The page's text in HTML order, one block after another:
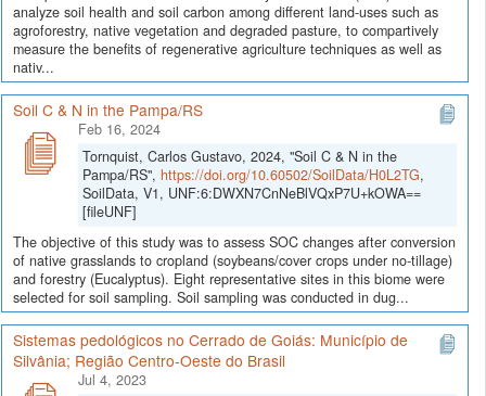
analyze soil health and soil carbon among different land-uses such as
agroforestry, native vegetation and degraded pasture, to compartively
measure the benefits of regenerative agriculture techniques as well as
nativ...
Soil C & N in the Pampa/RS
Feb 16, 2024
Tornquist, Carlos Gustavo, 2024, "Soil C & N in the
Pampa/RS", https://doi.org/10.60502/SoilData/H0L2TG,
SoilData, V1, UNF:6:DWXN7CnNeBlVQxP7U+kOWA==
[fileUNF]
The objective of this study was to assess SOC changes after conversion
of native grasslands to cropland (soybeans/cover crops under no-tillage)
and forestry (Eucalyptus). Eight representative sites in this biome were
selected for soil sampling. Soil sampling was conducted in dug...
Sistemas pedológicos no Cerrado de Goiás: Município de
Silvânia; Região Centro-Oeste do Brasil
Jul 4, 2023